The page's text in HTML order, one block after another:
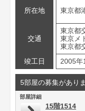
所在地 東京都
交通
東京都
東京メ
東京都
竣工日
2005年
5部屋の募集があり
部屋詳細
15階1514